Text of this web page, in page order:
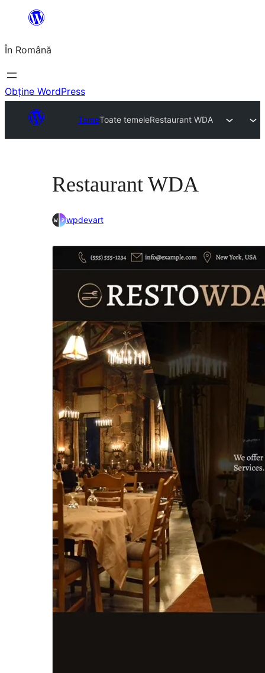
conținut
În Română
Obține WordPress
TemeToate temeleRestaurant WDA
Restaurant WDA
wpdevart